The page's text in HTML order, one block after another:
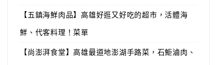
【五鎮海鮮肉品】高雄好逛又好吃的超市，活體海
鮮、代客料理！菜單
【尚澎湃食堂】高雄最道地澎湖手路菜，石鮔滷肉、